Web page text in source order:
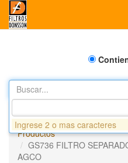
Buscar...
Productos
GS736 FILTRO
AGCO
Ingrese 2 o mas caracteres